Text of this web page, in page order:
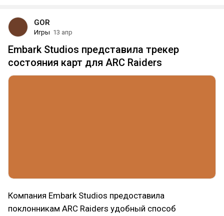
GOR
Игры 13 апр
Embark Studios представила трекер
состояния карт для ARC Raiders
Компания Embark Studios предоставила
поклонникам ARC Raiders удобный способ